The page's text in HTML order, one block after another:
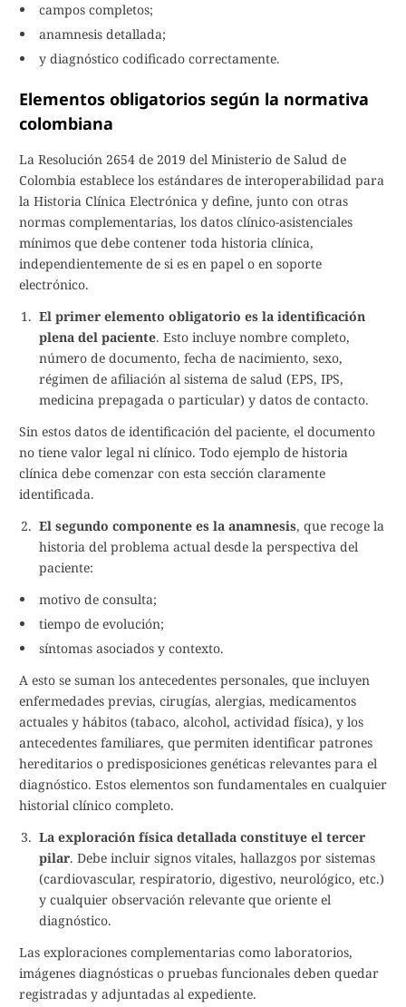
campos completos;
anamnesis detallada;
y diagnóstico codificado correctamente.
Elementos obligatorios según la normativa
colombiana
La Resolución 2654 de 2019 del Ministerio de Salud de
Colombia establece los estándares de interoperabilidad para
la Historia Clínica Electrónica y define, junto con otras
normas complementarias, los datos clínico-asistenciales
mínimos que debe contener toda historia clínica,
independientemente de si es en papel o en soporte
electrónico.
El primer elemento obligatorio es la identificación
plena del paciente. Esto incluye nombre completo,
número de documento, fecha de nacimiento, sexo,
régimen de afiliación al sistema de salud (EPS, IPS,
medicina prepagada o particular) y datos de contacto.
Sin estos datos de identificación del paciente, el documento
no tiene valor legal ni clínico. Todo ejemplo de historia
clínica debe comenzar con esta sección claramente
identificada.
El segundo componente es la anamnesis, que recoge la
historia del problema actual desde la perspectiva del
paciente:
motivo de consulta;
tiempo de evolución;
síntomas asociados y contexto.
A esto se suman los antecedentes personales, que incluyen
enfermedades previas, cirugías, alergias, medicamentos
actuales y hábitos (tabaco, alcohol, actividad física), y los
antecedentes familiares, que permiten identificar patrones
hereditarios o predisposiciones genéticas relevantes para el
diagnóstico. Estos elementos son fundamentales en cualquier
historial clínico completo.
La exploración física detallada constituye el tercer
pilar. Debe incluir signos vitales, hallazgos por sistemas
(cardiovascular, respiratorio, digestivo, neurológico, etc.)
y cualquier observación relevante que oriente el
diagnóstico.
Las exploraciones complementarias como laboratorios,
imágenes diagnósticas o pruebas funcionales deben quedar
registradas y adjuntadas al expediente.